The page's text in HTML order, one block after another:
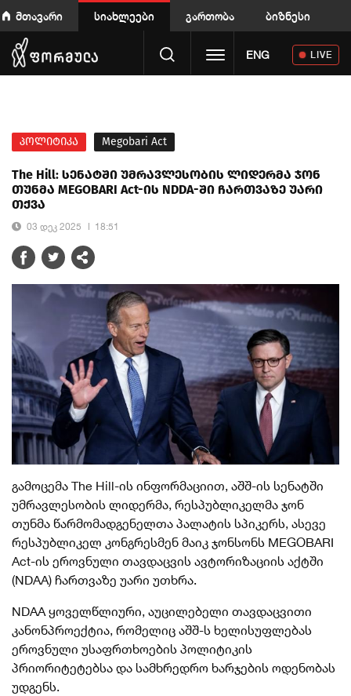
მთავარი სიახლეები გართობა ბიზნესი
Toggle navigation
ENG LIVE
პოლიტიკა Megobari Act
The Hill: სენატში უმრავლესობის ლიდერმა ჯონ
თუნმა MEGOBARI Act-ის NDDA-ში ჩართვაზე უარი
თქვა
03 დეკ 2025 18:51
გამოცემა The Hill-ის ინფორმაციით, აშშ-ის სენატში
უმრავლესობის ლიდერმა, რესპუბლიკელმა ჯონ
თუნმა წარმომადგენელთა პალატის სპიკერს, ასევე
რესპუბლიკელ კონგრესმენ მაიკ ჯონსონს MEGOBARI
Act-ის ეროვნული თავდაცვის ავტორიზაციის აქტში
(NDAA) ჩართვაზე უარი უთხრა.
NDAA ყოველწლიური, აუცილებელი თავდაცვითი
კანონპროექტია, რომელიც აშშ-ს ხელისუფლებას
ეროვნული უსაფრთხოების პოლიტიკის
პრიორიტეტებსა და სამხრედრო ხარჯების ოდენობას
უდგენს.